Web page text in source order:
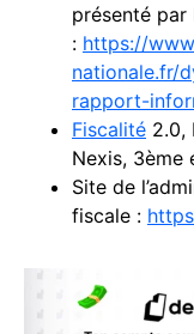
présenté par
: https://
nationale.fr/
rapport-
Fiscalité 2.0,
Nexis, 3ème
Site de
fiscale :